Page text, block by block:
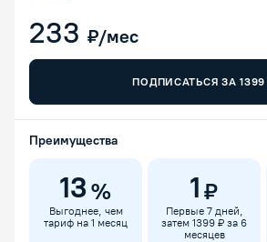
233 ₽/мес
ПОДПИСАТЬСЯ ЗА1399
Преимущества
13 %
Выгоднее, чем
тариф на 1 месяц
1 ₽
Первые 7 дней,
затем 1399 ₽ за 6
месяцев